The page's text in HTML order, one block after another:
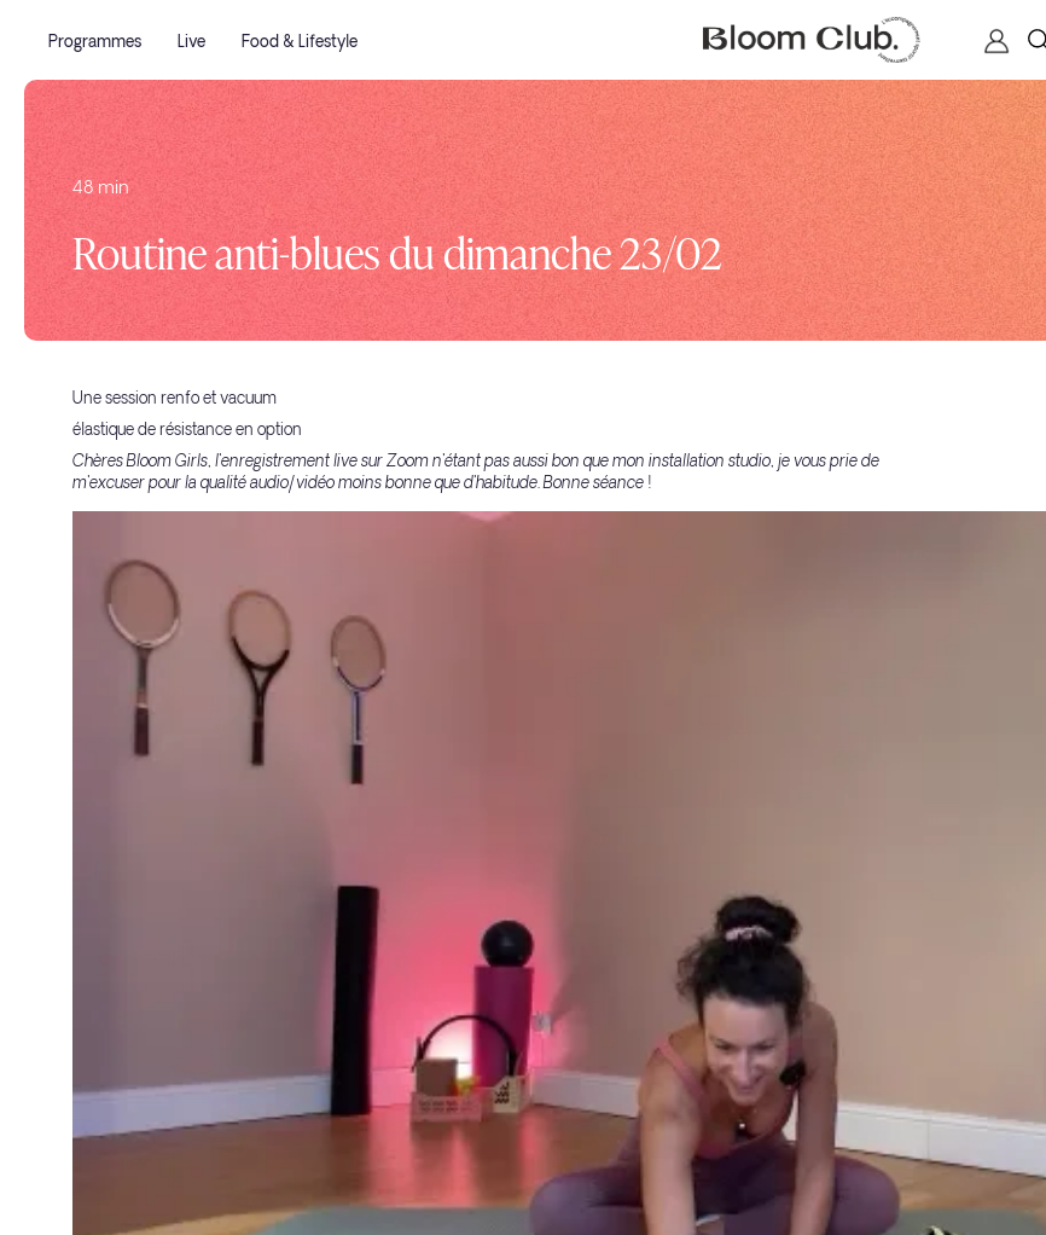
Programmes Live Food & Lifestyle
48 min
Routine anti-blues du dimanche 23/02
Une session renfo et vacuum
élastique de résistance en option
Chères Bloom Girls, l'enregistrement live sur Zoom n'étant pas aussi bon que mon installation studio, je vous prie de
m'excuser pour la qualité audio/vidéo moins bonne que d'habitude. Bonne séance !